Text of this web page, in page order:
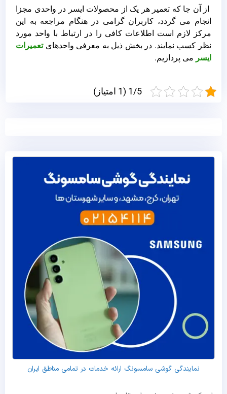
از آن جا که تعمیر هر یک از محصولات ایسر در واحدی مجزا
انجام می گردد، کاربران گرامی در هنگام مراجعه به این
مرکز لازم است اطلاعات کافی را در ارتباط با واحد مورد
نظر کسب نمایند. در بخش ذیل به معرفی واحدهایتعمیرات
ایسر می پردازیم.
1/5 (1 امتیاز)
نمایندگی گوشی سامسونگ ارائه خدمات در تمامی مناطق ایران